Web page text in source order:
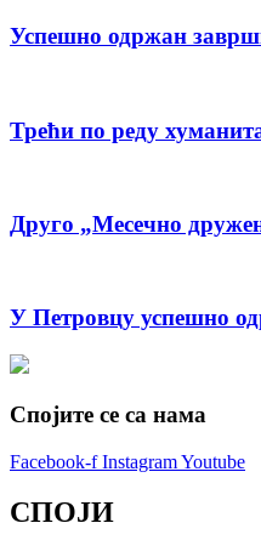
Успешно одржан
Трећи по реду
Друго „Месечно
У Петровцу успешно
Спојите се са нама
Facebook-f InstagramYoutube
СПОЈИ